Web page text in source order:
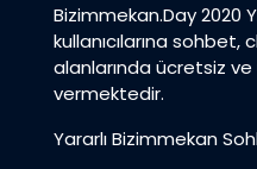
Bizimmekan.Day 2020
kullanıcılarına
alanlarında ücretsiz
vermektedir.
Yararlı Bizimmekan